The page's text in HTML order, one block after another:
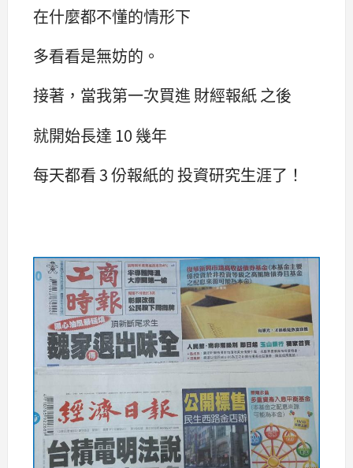
在什麼都不懂的情形下
多看看是無妨的。
接著，當我第一次買進 財經報紙 之後
就開始長達 10 幾年
每天都看 3 份報紙的 投資研究生涯了！